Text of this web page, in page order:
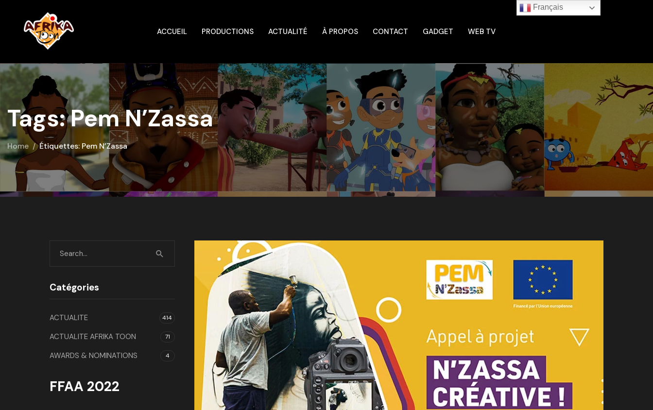
ACCUEIL PRODUCTIONS ACTUALITÉ À PROPOS CONTACT GADGET WEB TV
Tags: Pem N’Zassa
Home Étiquettes: Pem N’Zassa
Catégories
ACTUALITE 414
ACTUALITE AFRIKA TOON 71
AWARDS & NOMINATIONS 4
FFAA 2022
Français